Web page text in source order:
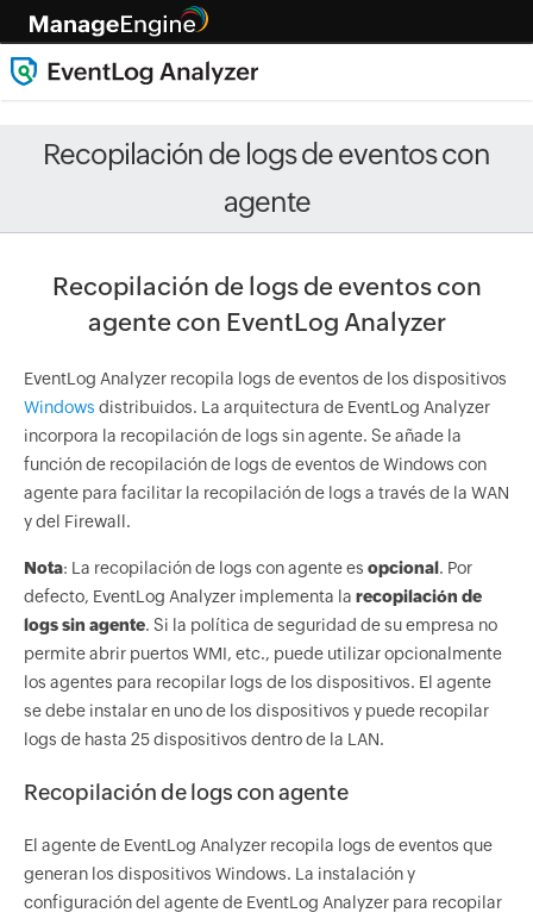
Recopilación de logs de eventos con
agente
Recopilación de logs de eventos con
agente con EventLog Analyzer
EventLog Analyzer recopila logs de eventos de los dispositivos
Windows distribuidos. La arquitectura de EventLog Analyzer
incorpora la recopilación de logs sin agente. Se añade la
función de recopilación de logs de eventos de Windows con
agente para facilitar la recopilación de logs a través de la WAN
y del Firewall.
Nota: La recopilación de logs con agente es opcional. Por
defecto, EventLog Analyzer implementa la recopilación de
logs sin agente. Si la política de seguridad de su empresa no
permite abrir puertos WMI, etc., puede utilizar opcionalmente
los agentes para recopilar logs de los dispositivos. El agente
se debe instalar en uno de los dispositivos y puede recopilar
logs de hasta 25 dispositivos dentro de la LAN.
Recopilación de logs con agente
El agente de EventLog Analyzer recopila logs de eventos que
generan los dispositivos Windows. La instalación y
configuración del agente de EventLog Analyzer para recopilar